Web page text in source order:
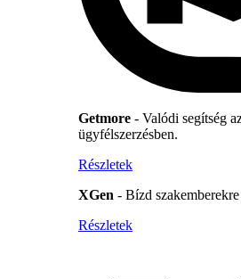
Getmore - Valódi segítség
ügyfélszerzésben.
Részletek
XGen - Bízd
Részletek